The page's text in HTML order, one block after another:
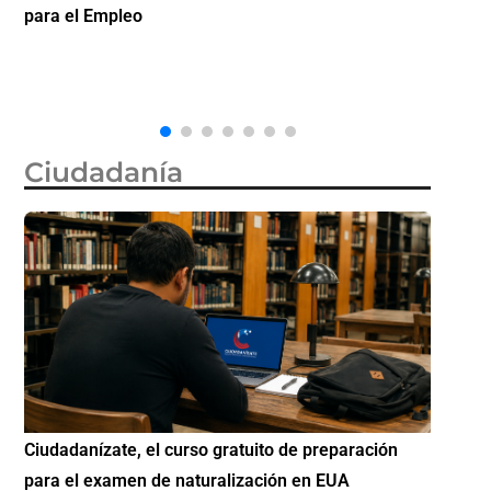
citas de visa de turista en México por 750 dólares
Ciudadanía
Si eres residente ingresa a Ciudadanízate, el curso
gratuito de preparación para el examen de